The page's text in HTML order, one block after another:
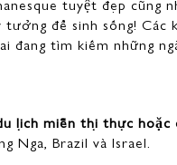
tuyệt đẹp cũng
để sinh sống! Các
tìm kiếm những
lịch miễn thị thực
Nga, Brazil và Israel.